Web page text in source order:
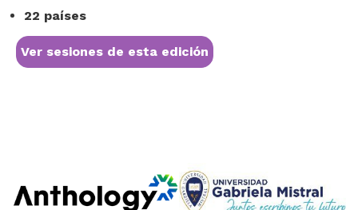
22 países
Ver sesiones de esta edición